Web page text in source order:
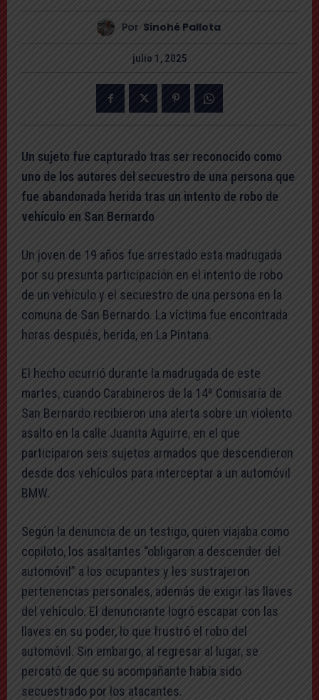
Por Sinohé Pallota
julio 1, 2025
Un sujeto fue capturado tras ser reconocido como
uno de los autores del secuestro de una persona que
fue abandonada herida tras un intento de robo de
vehículo en San Bernardo
Un joven de 19 años fue arrestado esta madrugada
por su presunta participación en el intento de robo
de un vehículo y el secuestro de una persona en la
comuna de San Bernardo. La víctima fue encontrada
horas después, herida, en La Pintana.
El hecho ocurrió durante la madrugada de este
martes, cuando Carabineros de la 14ª Comisaría de
San Bernardo recibieron una alerta sobre un violento
asalto en la calle Juanita Aguirre, en el que
participaron seis sujetos armados que descendieron
desde dos vehículos para interceptar a un automóvil
BMW.
Según la denuncia de un testigo, quien viajaba como
copiloto, los asaltantes “obligaron a descender del
automóvil” a los ocupantes y les sustrajeron
pertenencias personales, además de exigir las llaves
del vehículo. El denunciante logró escapar con las
llaves en su poder, lo que frustró el robo del
automóvil. Sin embargo, al regresar al lugar, se
percató de que su acompañante había sido
secuestrado por los atacantes.